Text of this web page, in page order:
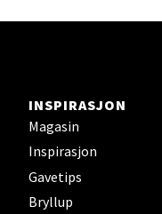
INSPIRASJON
Magasin
Inspirasjon
Gavetips
Bryllup
Ski Storsenter,
0 i butikk